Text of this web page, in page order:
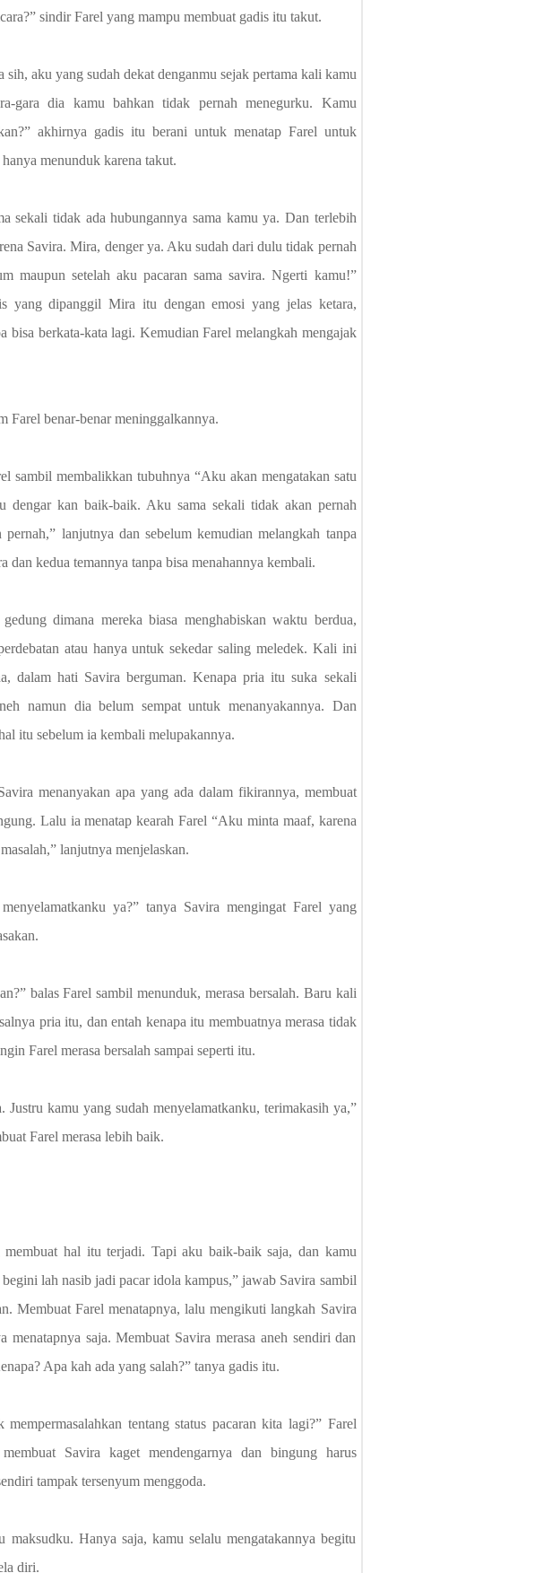
sindir Farel yang mampu membuat gadis itu takut.
aku yang sudah dekat denganmu sejak pertama kali kamu
gara dia kamu bahkan tidak pernah menegurku. Kamu
akhirnya gadis itu berani untuk menatap Farel untuk
menunduk karena takut.
sekali tidak ada hubungannya sama kamu ya. Dan terlebih
Savira. Mira, denger ya. Aku sudah dari dulu tidak pernah
maupun setelah aku pacaran sama savira. Ngerti kamu!”
yang dipanggil Mira itu dengan emosi yang jelas ketara,
bisa berkata-kata lagi. Kemudian Farel melangkah mengajak
Farel benar-benar meninggalkannya.
sambil membalikkan tubuhnya “Aku akan mengatakan satu
dengar kan baik-baik. Aku sama sekali tidak akan pernah
lanjutnya dan sebelum kemudian melangkah tanpa
dan kedua temannya tanpa bisa menahannya kembali.
dimana mereka biasa menghabiskan waktu berdua,
atau hanya untuk sekedar saling meledek. Kali ini
dalam hati Savira berguman. Kenapa pria itu suka sekali
namun dia belum sempat untuk menanyakannya. Dan
itu sebelum ia kembali melupakannya.
menanyakan apa yang ada dalam fikirannya, membuat
Lalu ia menatap kearah Farel “Aku minta maaf, karena
lanjutnya menjelaskan.
ya?” tanya Savira mengingat Farel yang
balas Farel sambil menunduk, merasa bersalah. Baru kali
pria itu, dan entah kenapa itu membuatnya merasa tidak
Farel merasa bersalah sampai seperti itu.
Justru kamu yang sudah menyelamatkanku, terimakasih ya,”
Farel merasa lebih baik.
hal itu terjadi. Tapi aku baik-baik saja, dan kamu
lah nasib jadi pacar idola kampus,” jawab Savira sambil
Membuat Farel menatapnya, lalu mengikuti langkah Savira
menatapnya saja. Membuat Savira merasa aneh sendiri dan
Apa kah ada yang salah?” tanya gadis itu.
tentang status pacaran kita lagi?” Farel
Savira kaget mendengarnya dan bingung harus
tampak tersenyum menggoda.
Hanya saja, kamu selalu mengatakannya begitu
diri.